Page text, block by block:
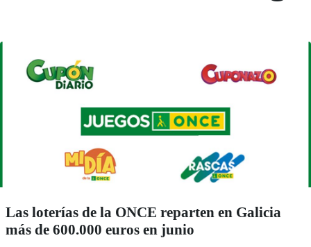
Las loterías de la ONCE reparten en Galicia
más de 600.000 euros en junio